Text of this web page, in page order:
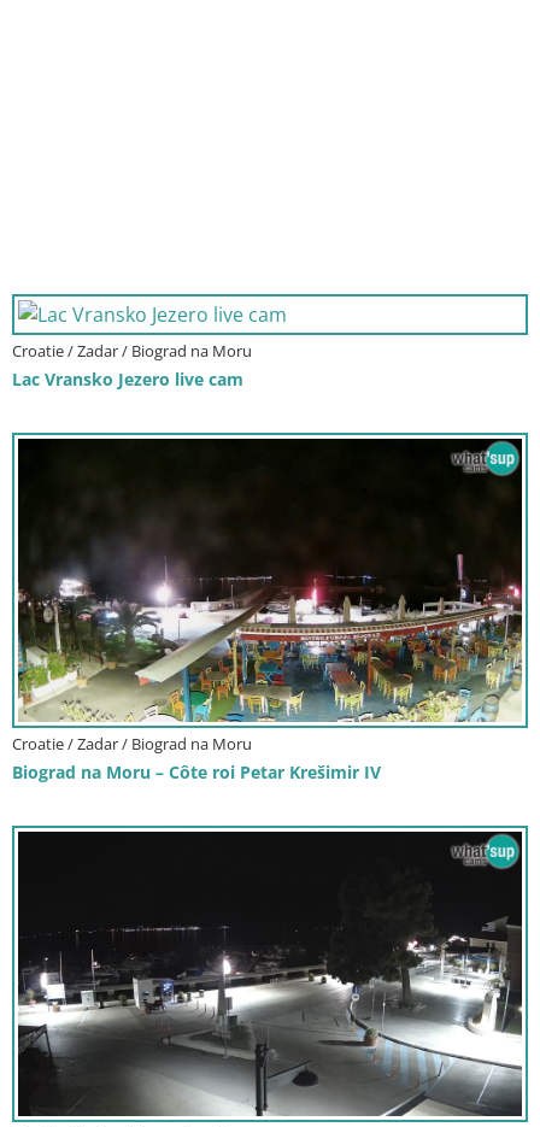
Croatie / Zadar / Biograd na Moru
Lac Vransko Jezero live cam
Croatie / Zadar / Biograd na Moru
Biograd na Moru – Côte roi Petar Krešimir IV